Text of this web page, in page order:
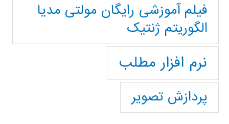
فیلم آموزشی رایگان مولتی مدیا
الگوریتم ژنتیک
نرم افزار مطلب
پردازش تصویر